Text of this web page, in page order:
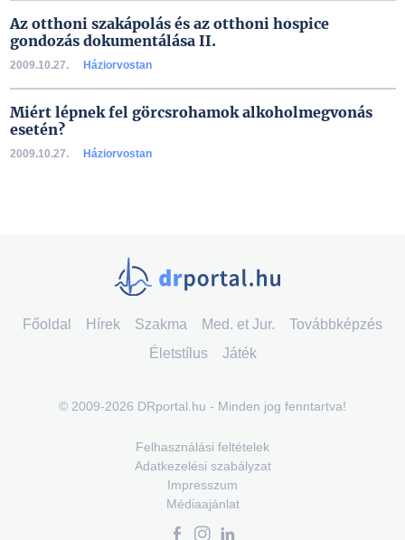
Az otthoni szakápolás és az otthoni hospice
gondozás dokumentálása II.
2009.10.27. Háziorvostan
Miért lépnek fel görcsrohamok alkoholmegvonás
esetén?
2009.10.27. Háziorvostan
Főoldal Hírek Szakma Med. et Jur.
Továbbképzés
Életstílus
Játék
© 2009-2026 DRportal.hu - Minden jog fenntartva!
Felhasználási feltételek
Adatkezelési szabályzat
Impresszum
Médiaajánlat